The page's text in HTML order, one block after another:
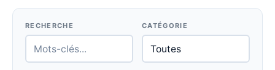
RECHERCHE CATÉGORIE